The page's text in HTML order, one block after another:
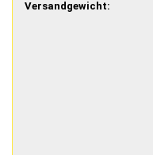
Versandgewicht: